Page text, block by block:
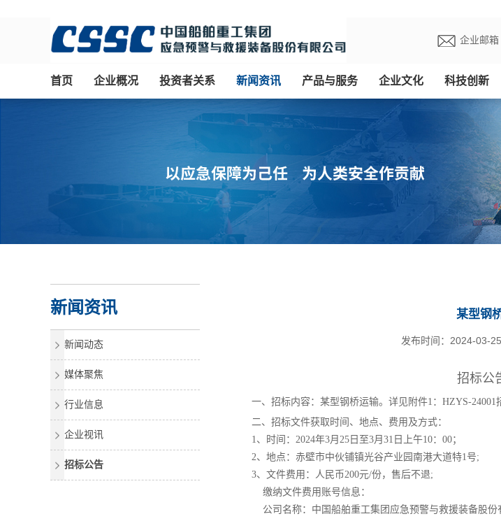
企业邮箱
首页 企业概况 投资者关系 新闻资讯 产品与服务 企业文化 科技创新
新闻资讯
新闻动态
媒体聚焦
行业信息
企业视讯
招标公告
某型钢
2024-03-25
发布时间：
招标公
一、招标内容：某型钢桥运输。详见附件1：HZYS-24001
二、招标文件获取时间、地点、费用及方式：
1、时间：2024年3月25日至3月31日上午10：00；
2、地点：赤壁市中伙铺镇光谷产业园南港大道特1号;
3、 文件费用：人民币200元/份，售后不退;
缴纳文件费用 账号信息：
公司名称：中国船舶重工集团应急预警与救援装备股份